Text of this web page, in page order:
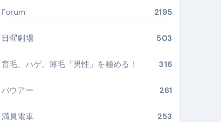
実践大全
。いま選ばれている新定番ドメイン
レ #美容 #健康 #雑学 #ナレーター #小林将大
#美容 #健康 #雑学 #ナレーター #小林将大
レ #美容 #健康 #雑学 #ナレーター #小林将大
Forum 2195
日曜劇場 503
育毛、ハゲ、薄毛「男性」を極める！ 316
バウアー 261
満員電車 253